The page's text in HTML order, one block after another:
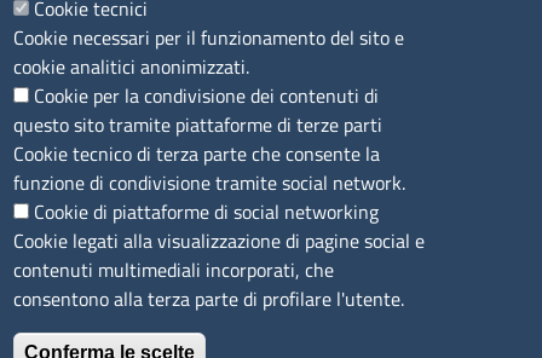
Codice Univoco per le fatture elettroniche: UFPXFS
LINK UTILI
Segnalazione di illecito
Amministrazione Trasparente
Accesso riservato
Dichiarazione di accessibilità
Mappa del sito
Cookie tecnici
Cookie necessari per il funzionamento del sito e
cookie analitici anonimizzati.
Cookie per la condivisione dei contenuti di
questo sito tramite piattaforme di terze parti
Cookie tecnico di terza parte che consente la
funzione di condivisione tramite social network.
Cookie di piattaforme di social networking
Cookie legati alla visualizzazione di pagine social e
contenuti multimediali incorporati, che
consentono alla terza parte di profilare l'utente.
Conferma le scelte